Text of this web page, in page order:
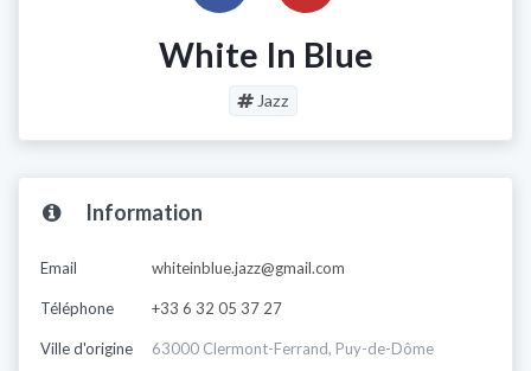
White In Blue
Jazz
Information
Email whiteinblue.jazz@gmail.com
Téléphone +33 6 32 05 37 27
Ville d'origine 63000 Clermont-Ferrand, Puy-de-Dôme